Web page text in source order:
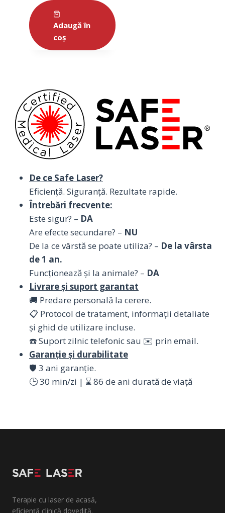
Adaugă în
coș
De ce Safe Laser?
Eficiență. Siguranță. Rezultate rapide.
Întrebări frecvente:
Este sigur? – DA
Are efecte secundare? – NU
De la ce vârstă se poate utiliza? – De la vârsta
de 1 an.
Funcționează și la animale? – DA
Livrare și suport garantat
🚚 Predare personală la cerere.
📋 Protocol de tratament, informații detaliate
și ghid de utilizare incluse.
☎️ Suport zilnic telefonic sau ✉️ prin email.
Garanție și durabilitate
🛡️ 3 ani garanție.
🕒 30 min/zi | ⌛ 86 de ani durată de viață
Terapie cu laser de acasă,
eficiență clinică dovedită.